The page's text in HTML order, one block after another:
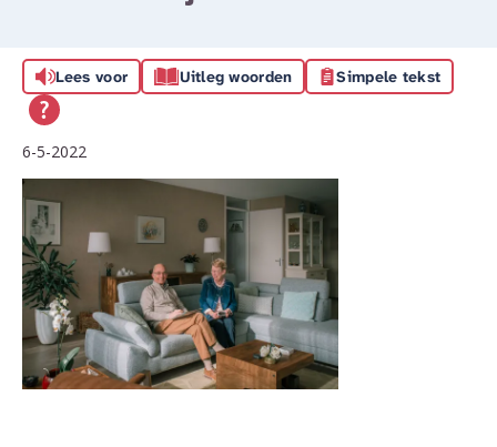
Lees voor Uitleg woorden Simpele tekst
6-5-2022